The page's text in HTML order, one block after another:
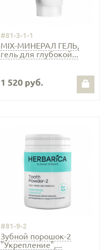
#81-3-1-1
MIX-МИНЕРАЛ ГЕЛЬ,
гель для глубокой...
1 520 руб.
#81-9-2
Зубной порошок-2
"Укрепление",...